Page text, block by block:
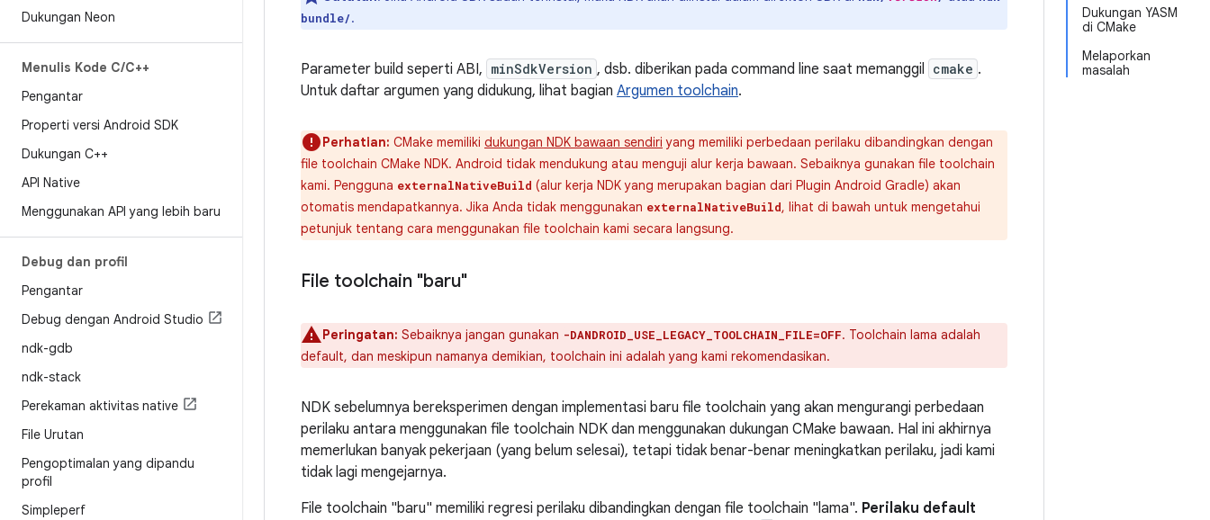
Dukungan Neon
Menulis Kode C/C++
Pengantar
Properti versi Android SDK
Dukungan C++
API Native
Menggunakan API yang lebih baru
Debug dan profil
Pengantar
Debug dengan Android Studio
ndk-gdb
ndk-stack
Perekaman aktivitas native
File Urutan
Pengoptimalan yang dipandu
profil
Simpleperf
Dukungan YASM
di CMake
Melaporkan
masalah
bundle/.
Parameter build seperti ABI, minSdkVersion , dsb. diberikan pada command line saat memanggil cmake .
Untuk daftar argumen yang didukung, lihat bagian Argumen toolchain.
Perhatian: CMake memiliki dukungan NDK bawaan sendiri yang memiliki perbedaan perilaku dibandingkan dengan
file toolchain CMake NDK. Android tidak mendukung atau menguji alur kerja bawaan. Sebaiknya gunakan file toolchain
kami. Pengguna externalNativeBuild (alur kerja NDK yang merupakan bagian dari Plugin Android Gradle) akan
otomatis mendapatkannya. Jika Anda tidak menggunakan externalNativeBuild, lihat di bawah untuk mengetahui
petunjuk tentang cara menggunakan file toolchain kami secara langsung.
File toolchain "baru"
Peringatan: Sebaiknya jangan gunakan -DANDROID_USE_LEGACY_TOOLCHAIN_FILE=OFF. Toolchain lama adalah
default, dan meskipun namanya demikian, toolchain ini adalah yang kami rekomendasikan.
NDK sebelumnya bereksperimen dengan implementasi baru file toolchain yang akan mengurangi perbedaan
perilaku antara menggunakan file toolchain NDK dan menggunakan dukungan CMake bawaan. Hal ini akhirnya
memerlukan banyak pekerjaan (yang belum selesai), tetapi tidak benar-benar meningkatkan perilaku, jadi kami
tidak lagi mengejarnya.
File toolchain "baru" memiliki regresi perilaku dibandingkan dengan file toolchain "lama". Perilaku default